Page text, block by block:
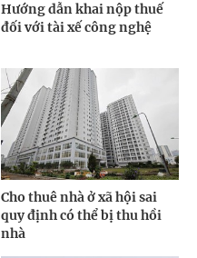
Hướng dẫn khai nộp thuế
đối với tài xế công nghệ
Cho thuê nhà ở xã hội sai
quy định có thể bị thu hồi
nhà